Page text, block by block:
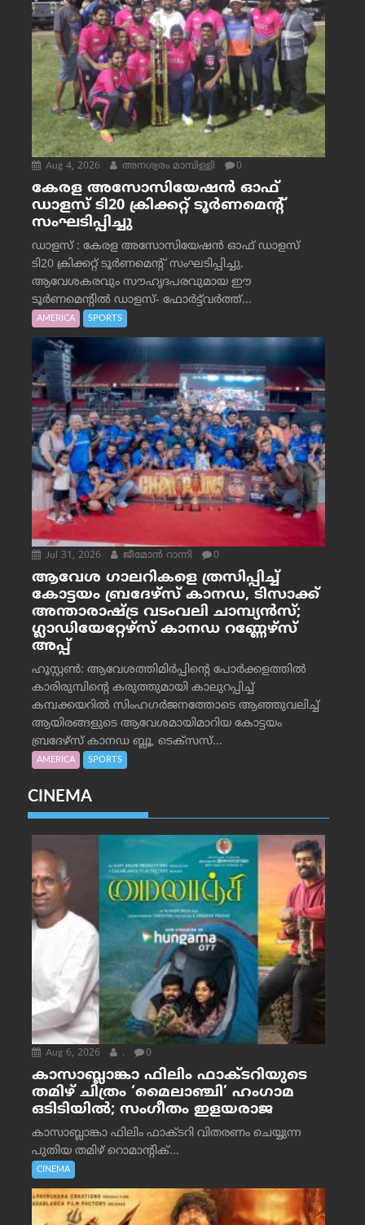
Aug 4, 2026 അനശ്വരം മാമ്പിള്ളി 0
കേരള അസോസിയേഷൻ ഓഫ്
ഡാളസ് ടി20 ക്രിക്കറ്റ് ടൂർണമെന്റ്
സംഘടിപ്പിച്ചു
ഡാളസ് : കേരള അസോസിയേഷൻ ഓഫ് ഡാളസ്
ടി20 ക്രിക്കറ്റ് ടൂർണമെന്റ് സംഘടിപ്പിച്ചു.
ആവേശകരവും സൗഹൃദപരവുമായ ഈ
ടൂർണമെന്റിൽ ഡാളസ്- ഫോർട്ട്‌വര്‍ത്ത്...
AMERICA SPORTS
Jul 31, 2026 ജീമോന്‍ റാന്നി 0
ആവേശ ഗാലറികളെ ത്രസിപ്പിച്ച്
കോട്ടയം ബ്രദേഴ്‌സ് കാനഡ, ടിസാക്ക്
അന്താരാഷ്ട്ര വടംവലി ചാമ്പ്യന്‍സ്;
ഗ്ലാഡിയേറ്റേഴ്‌സ് കാനഡ റണ്ണേഴ്‌സ്
അപ്പ്
ഹൂസ്റ്റണ്‍: ആവേശത്തിമിര്‍പ്പിന്റെ പോര്‍ക്കളത്തില്‍
കാരിരുമ്പിന്റെ കരുത്തുമായി കാലുറപ്പിച്ച്
കമ്പക്കയറില്‍ സിംഹഗര്‍ജനത്തോടെ ആഞ്ഞുവലിച്ച്
ആയിരങ്ങളുടെ ആവേശമായിമാറിയ കോട്ടയം
ബ്രദേഴ്‌സ് കാനഡ ബ്ലൂ, ടെക്‌സസ്...
AMERICA SPORTS
CINEMA
Aug 6, 2026 . 0
കാസാബ്ലാങ്കാ ഫിലിം ഫാക്ടറിയുടെ
തമിഴ് ചിത്രം ‘മൈലാഞ്ചി’ ഹംഗാമ
ഒടിടിയിൽ; സംഗീതം ഇളയരാജ
കാസാബ്ലാങ്കാ ഫിലിം ഫാക്ടറി വിതരണം ചെയ്യുന്ന
പുതിയ തമിഴ് റൊമാന്റിക്...
CINEMA